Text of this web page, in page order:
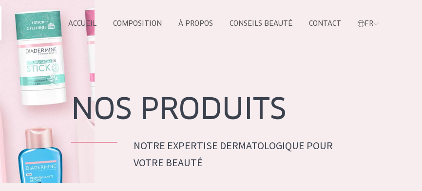
COLLECTION
Essentials
Lift+
Expert
ACCUEIL COMPOSITION À PROPOS CONSEILS BEAUTÉ CONTACT FR
NOS PRODUITS
NOTRE EXPERTISE DERMATOLOGIQUE POUR
VOTRE BEAUTÉ